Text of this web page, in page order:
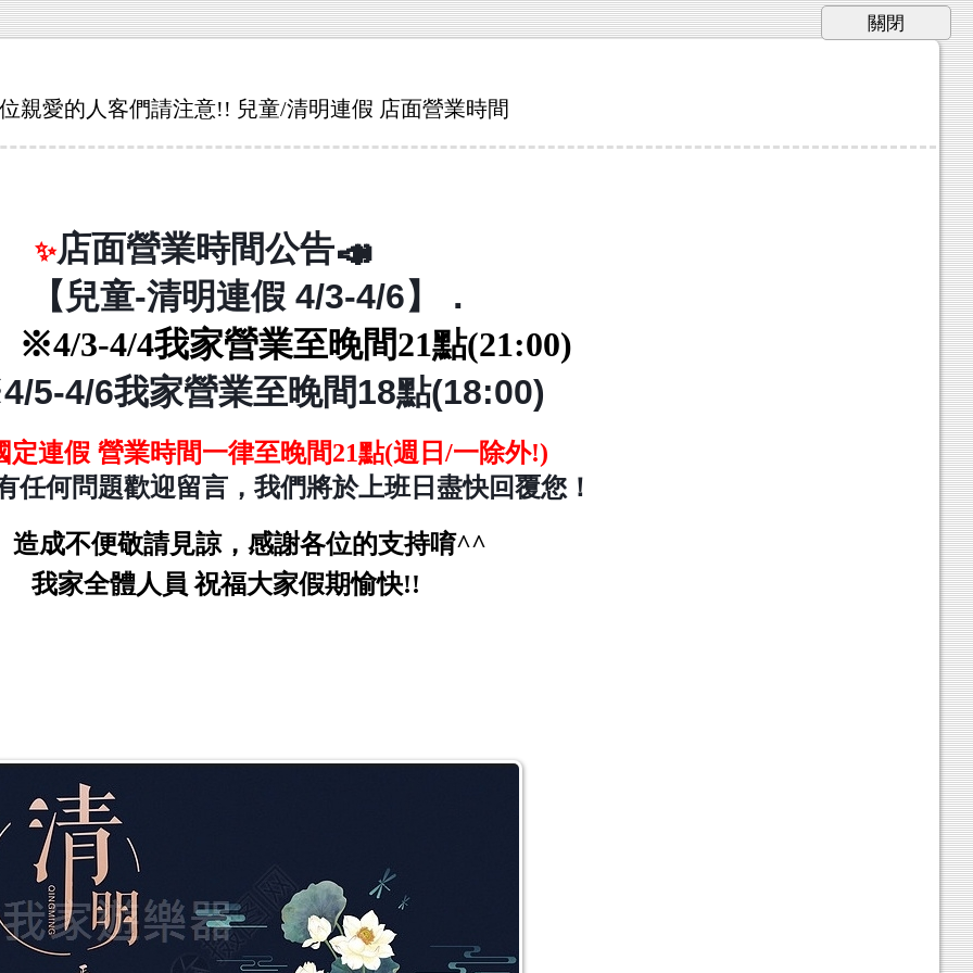
親愛的人客們請注意!! 兒童/清明連假 店面營業時間
✨店面營業時間公告📣
📣
【兒童-清明連假 4/3-4/6】
．
4/4我家營業至晚間21點(21:00)
4/5-4/6我家營業至晚間18點(18:00)
定連假 營業時間一律至晚間21點(週日/一除外!)
任何問題歡迎留言，我們將於上班日盡快回覆您！
敬請見諒，感謝各位的支持唷^^
我家全體人員 祝福大家假期愉快!!